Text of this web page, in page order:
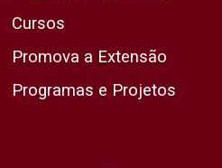
Cursos
Promova a Extensão
Programas e Projetos